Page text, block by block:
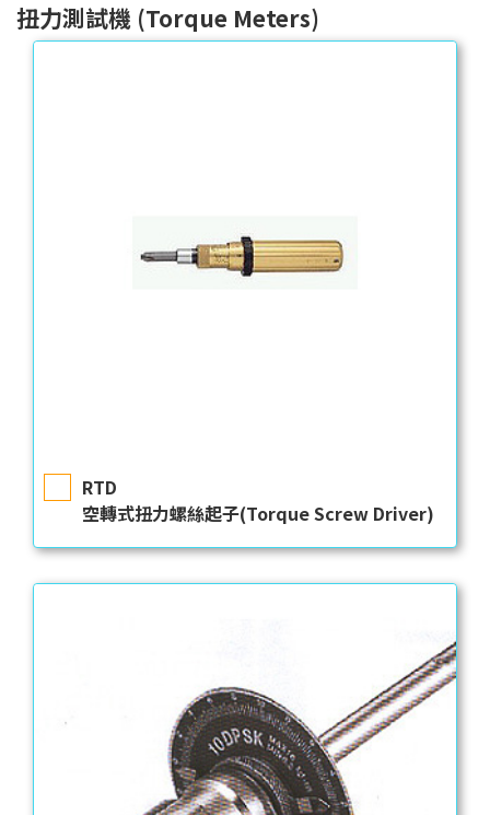
扭力測試機 (Torque Meters)
RTD
空轉式扭力螺絲起子(Torque Screw Driver)